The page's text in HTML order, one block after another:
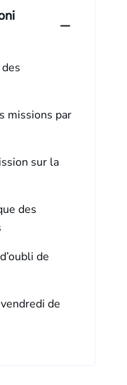
missions par
sur la
des
de
de